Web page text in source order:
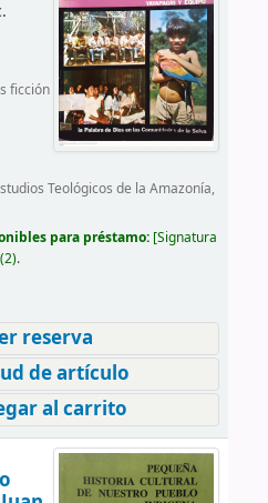
ficción
Teológicos de la Amazonía,
para préstamo: Signatura
(2).
reserva
de artículo
al carrito